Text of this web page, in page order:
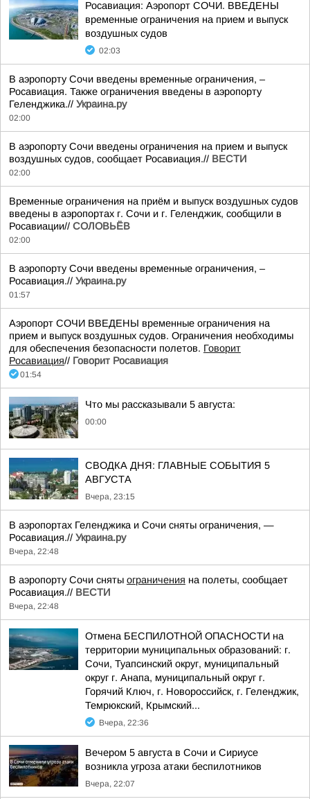
Росавиация: Аэропорт СОЧИ. ВВЕДЕНЫ
временные ограничения на прием и выпуск
воздушных судов
02:03
В аэропорту Сочи введены временные ограничения, –
Росавиация. Также ограничения введены в аэропорту
Геленджика.// Украина.ру
02:00
В аэропорту Сочи введены ограничения на прием и выпуск
воздушных судов, сообщает Росавиация.// ВЕСТИ
02:00
Временные ограничения на приём и выпуск воздушных судов
введены в аэропортах г. Сочи и г. Геленджик, сообщили в
Росавиации// СОЛОВЬЁВ
02:00
В аэропорту Сочи введены временные ограничения, –
Росавиация.// Украина.ру
01:57
Аэропорт СОЧИ ВВЕДЕНЫ временные ограничения на
прием и выпуск воздушных судов. Ограничения необходимы
для обеспечения безопасности полетов. Говорит
Росавиация// Говорит Росавиация
01:54
Что мы рассказывали 5 августа:
00:00
СВОДКА ДНЯ: ГЛАВНЫЕ СОБЫТИЯ 5
АВГУСТА
Вчера, 23:15
В аэропортах Геленджика и Сочи сняты ограничения, —
Росавиация.// Украина.ру
Вчера, 22:48
В аэропорту Сочи сняты ограничения на полеты, сообщает
Росавиация.// ВЕСТИ
Вчера, 22:48
Отмена БЕСПИЛОТНОЙ ОПАСНОСТИ на
территории муниципальных образований: г.
Сочи, Туапсинский округ, муниципальный
округ г. Анапа, муниципальный округ г.
Горячий Ключ, г. Новороссийск, г. Геленджик,
Темрюкский, Крымский...
Вчера, 22:36
Вечером 5 августа в Сочи и Сириусе
возникла угроза атаки беспилотников
Вчера, 22:07